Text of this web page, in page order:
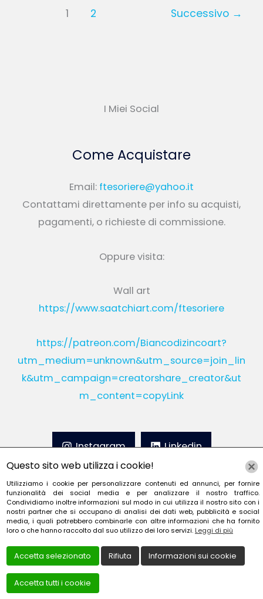
1 2 Successivo →
I Miei Social
Come Acquistare
Email: ftesoriere@yahoo.it
Contattami direttamente per info su acquisti,
pagamenti, o richieste di commissione.
Oppure visita:
Wall art
https://www.saatchiart.com/ftesoriere
https://patreon.com/Biancodizincoart?
utm_medium=unknown&utm_source=join_lin
k&utm_campaign=creatorshare_creator&ut
m_content=copyLink
Instagram Linkedin
Creato daLocal Web – Agenzia Web Marketing Milano
Copyrights © 2022 TESORIERE FRANCESCA - P. IVA
TSRFNC73C55G273F | Tutti i diritti riservati.
Questo sito web utilizza i cookie!
Utilizziamo i cookie per personalizzare contenuti ed annunci, per fornire
funzionalità dei social media e per analizzare il nostro traffico.
Condividiamo inoltre informazioni sul modo in cui utilizza il nostro sito con i
nostri partner che si occupano di analisi dei dati web, pubblicità e social
media, i quali potrebbero combinarle con altre informazioni che ha fornito
loro o che hanno raccolto dal suo utilizzo dei loro servizi. Leggi di più
Accetta selezionato Rifiuta Informazioni sui cookie
Accetta tutti i cookie